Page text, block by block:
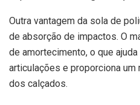
Outra vantagem da sola de
de absorção de impactos. O
de amortecimento, o que
articulações e proporciona
dos calçados.